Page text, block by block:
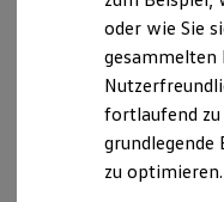
Für
Leasing
Für
Für
Garantien
Kfz-
Max-Spenger-
mainburg@auto-
Montag-
Samstag
oder wie Sie
fortlaufend
grundlegende
zu optimieren.